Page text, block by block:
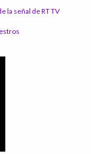
la señal de RT TV